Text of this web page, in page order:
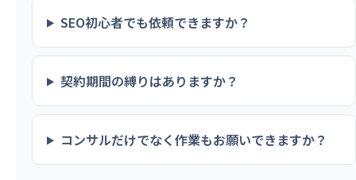
SEO初心者でも依頼できますか？
契約期間の縛りはありますか？
コンサルだけでなく作業もお願いできますか？